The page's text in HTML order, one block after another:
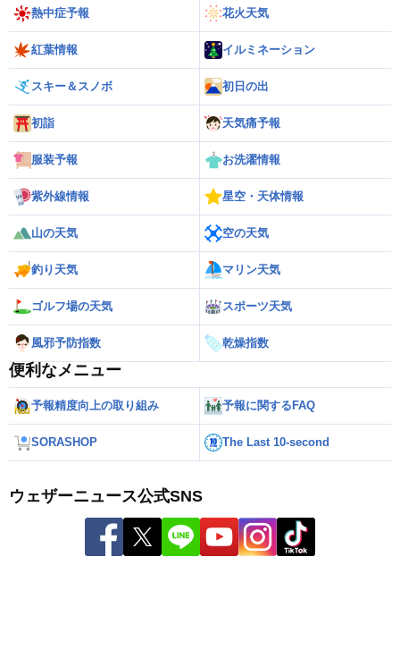
熱中症予報 花火天気
紅葉情報 イルミネーション
スキー＆スノボ 初日の出
初詣 天気痛予報
服装予報 お洗濯情報
紫外線情報 星空・天体情報
山の天気 空の天気
釣り天気 マリン天気
ゴルフ場の天気 スポーツ天気
風邪予防指数 乾燥指数
便利なメニュー
予報精度向上の取り組み 予報に関するFAQ
SORASHOP The Last 10-second
ウェザーニュース公式SNS